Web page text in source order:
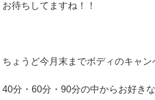
お待ちしてますね！！
ちょうど今月末までボディのキャ
40分・60分・90分の中からお好き